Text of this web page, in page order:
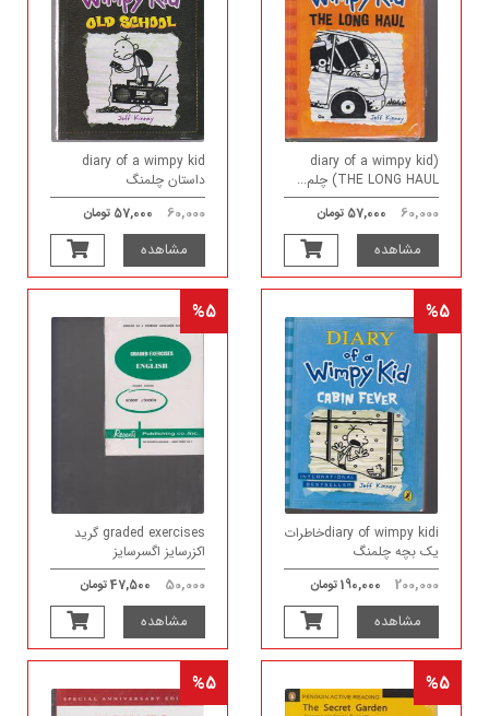
(diary of a wimpy kid
(THE LONG HAUL چلم...
60,000 57,000 تومان
مشاهده
diary of a wimpy kid
داستان چلمنگ
60,000 57,000 تومان
مشاهده
%5
diary of wimpy kidiخاطرات
یک بچه چلمنگ
200,000 190,000 تومان
مشاهده
%5
graded exercises گرید
اکزرسایز اگسرسایز
50,000 47,500 تومان
مشاهده
%5
%5